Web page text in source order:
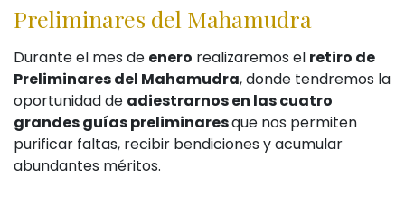
Preliminares del Mahamudra
Durante el mes de enero realizaremos el retiro de
Preliminares del Mahamudra, donde tendremos la
oportunidad de adiestrarnos en las cuatro
grandes guías preliminaresque nos permiten
purificar faltas, recibir bendiciones y acumular
abundantes méritos.